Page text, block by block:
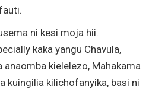
ni kesi moja hii.
kaka yangu Chavula,
anaomba kielelezo, Mahakama
kuingilia kilichofanyika, basi ni